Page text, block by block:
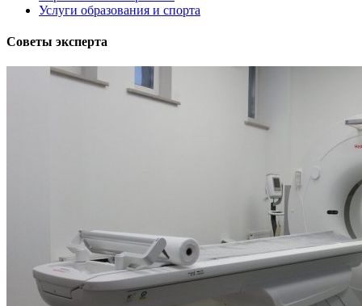
Услуги образования и спорта
Советы эксперта